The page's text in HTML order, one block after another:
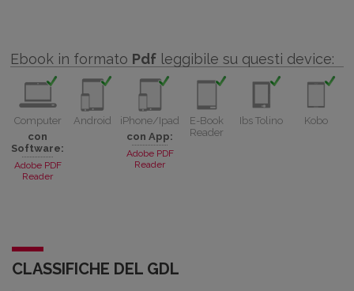
Ebook in formato Pdf leggibile su questi device:
Computer
con
Software:
Adobe PDF
Reader
Android
iPhone/Ipad
con App:
Adobe PDF
Reader
E-Book
Reader
Ibs Tolino Kobo
CLASSIFICHE DEL GDL